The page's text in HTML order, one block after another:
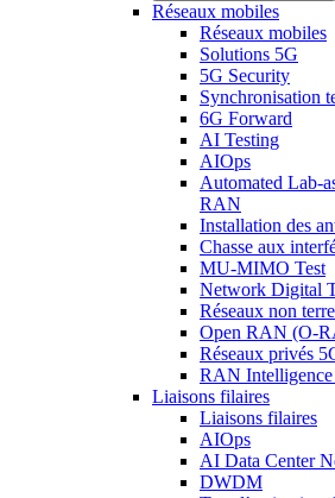
Réseaux mobiles
Réseaux mobiles
Solutions 5G
5G Security
Synchronisation
6G Forward
AI Testing
AIOps
Automated Lab-
RAN
Installation des
Chasse aux
MU-MIMO Test
Network Digital
Réseaux non
Open RAN (O-
Réseaux privés
RAN
Liaisons filaires
Liaisons filaires
AIOps
AI Data Center
DWDM